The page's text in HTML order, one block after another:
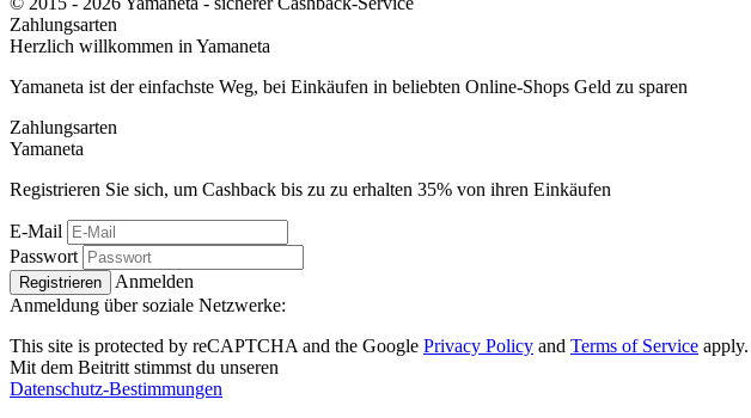
Zahlungsarten
Herzlich willkommen in Yamaneta
Yamaneta ist der einfachste Weg, bei Einkäufen in beliebten Online-Shops Geld zu sparen
Zahlungsarten
Yamaneta
Registrieren Sie sich, um Cashback bis zu zu erhalten 35% von ihren Einkäufen
E-Mail
Passwort
Registrieren
Anmelden
Anmeldung über soziale Netzwerke:
This site is protected by reCAPTCHA and the Google Privacy Policy and Terms of Service apply.
Mit dem Beitritt stimmst du unseren
Datenschutz-Bestimmungen